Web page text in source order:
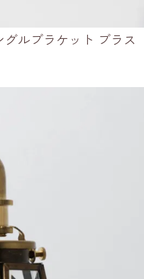
ルブラケット ブラス